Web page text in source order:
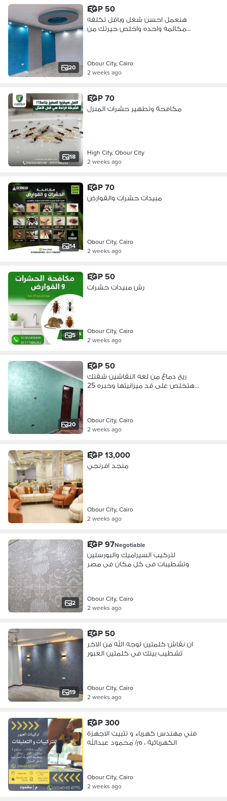
20
EGP 50
هنعمل احسن شغل وباقل تكلفه
مكالمه واحده واخلص حيرتك من
Obour City, Cairo
2 weeks ago
18
EGP 70
مكافحة وتطهير حشرات المنزل
High City, Obour City
2 weeks ago
14
EGP 70
مبيدات حشرات والقوارض
Obour City, Cairo
2 weeks ago
5
EGP 50
رش مبيدات حشرات
Obour City, Cairo
2 weeks ago
20
EGP 50
ريح دماغ من لغه النقاشين شقتك
هتخلص على قد ميزانيتها وخبره 25
Obour City, Cairo
2 weeks ago
EGP 13,000
منجد افرنجي
Obour City, Cairo
2 weeks ago
2
EGP 97Negotiable
لتركيب السيراميك والبورسلين
وتشطيبات فى كل مكان فى مصر
Obour City, Cairo
2 weeks ago
19
EGP 50
ان نقاش كلمتين لوجه الله من الاخر
تشطيب بيتك في كلمتين العبور
Obour City, Cairo
2 weeks ago
EGP 300
فني مهندس كهرباء و تثبيت الاجهزة
الكهربائية ، م/ محمود عبدالله
Obour City, Cairo
2 weeks ago